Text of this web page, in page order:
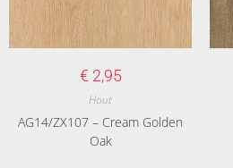
€ 2,95
Hout
AG14/ZX107 – Cream Golden
Oak